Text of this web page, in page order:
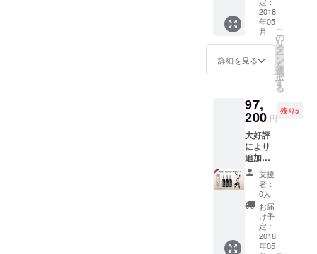
ます。
長野県
長野市
大信州
酒造 豊
付きプ
レミア
セッ
ト！ 蔵
元とラ
ンチを
召し上
がって
いただ
き、酒
造工程
を見学
するこ
とがで
純米大
吟醸
「想定
内」
720ml 2
本「想
定外」
１本
80,000
円
（税・
送料込
み） ※
お酒の
発送は
2018年
5月上旬
を予定
してい
ます。
長野県
2018
年05
月
詳細を見る
こ
の
リ
タ
ー
ン
を
選
択
す
る
97,
200 円
残り5
大好評
により
追加数
量を確
保しま
した！
たくさ
ん飲み
たい方
へ、ま
とめ買
支援
者：
0人
お届
け予
定：
2018
年05